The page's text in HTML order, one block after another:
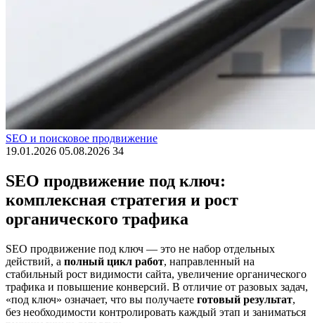
SEO и поисковое продвижение
19.01.2026 05.08.2026 34
SEO продвижение под ключ:
комплексная стратегия и рост
органического трафика
SEO продвижение под ключ — это не набор отдельных
действий, а полный цикл работ, направленный на
стабильный рост видимости сайта, увеличение органического
трафика и повышение конверсий. В отличие от разовых задач,
«под ключ» означает, что вы получаете готовый результат,
без необходимости контролировать каждый этап и заниматься